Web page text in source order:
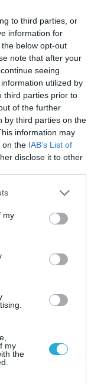
to third parties, or
information for
below opt-out
note that after your
seeing
utilized by
third parties prior to
of the further
by third parties on the
information may
on the IAB’s List of
disclose it to other
or more Google
You may click to
third-party tags to
in below Google
my
my
the
το
μόλις 5 χλμ.
στο Ντονέτσκ